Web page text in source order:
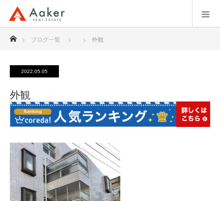
ブログ一覧 外観
2022.05.05
外観